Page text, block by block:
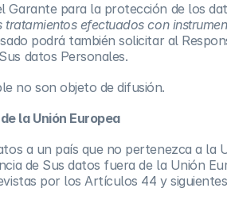
Garante para la protección de los
efectuados con
podrá también solicitar al
datos Personales.
no son objeto de difusión.
la Unión Europea
a un país que no pertenezca a la
de Sus datos fuera de la Unión
por los Artículos 44 y